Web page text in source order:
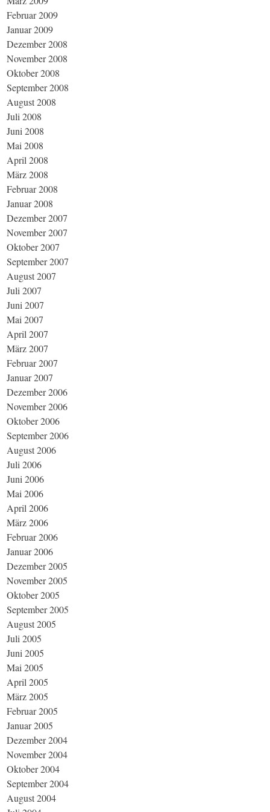
Februar 2009
Januar 2009
Dezember 2008
November 2008
Oktober 2008
September 2008
August 2008
Juli 2008
Juni 2008
Mai 2008
April 2008
März 2008
Februar 2008
Januar 2008
Dezember 2007
November 2007
Oktober 2007
September 2007
August 2007
Juli 2007
Juni 2007
Mai 2007
April 2007
März 2007
Februar 2007
Januar 2007
Dezember 2006
November 2006
Oktober 2006
September 2006
August 2006
Juli 2006
Juni 2006
Mai 2006
April 2006
März 2006
Februar 2006
Januar 2006
Dezember 2005
November 2005
Oktober 2005
September 2005
August 2005
Juli 2005
Juni 2005
Mai 2005
April 2005
März 2005
Februar 2005
Januar 2005
Dezember 2004
November 2004
Oktober 2004
September 2004
August 2004